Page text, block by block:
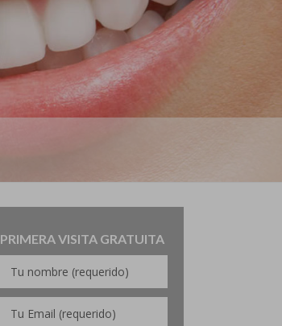
PRIMERA VISITA GRATUITA